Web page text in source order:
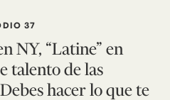
37
NY, “Latine” en
talento de las
hacer lo que te